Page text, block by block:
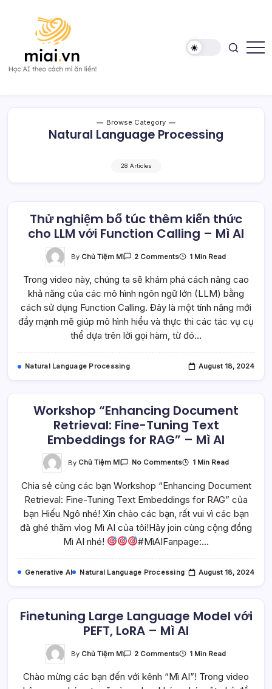
Browse Category
Natural Language Processing
28 Articles
Thử nghiệm bổ túc thêm kiến thức
cho LLM với Function Calling – Mì AI
By Chủ Tiệm Mì 2 CommentsOn
Bổ
Thêm
Kiến
Thức
Cho
LLM
Với
1 Min Read
Trong video này, chúng ta sẽ khám phá cách nâng cao
khả năng của các mô hình ngôn ngữ lớn (LLM) bằng
cách sử dụng Function Calling. Đây là một tính năng mới
đầy mạnh mẽ giúp mô hình hiểu và thực thi các tác vụ cụ
thể dựa trên lời gọi hàm, từ đó…
Natural Language Processing August 18, 2024
Workshop “Enhancing Document
Retrieval: Fine-Tuning Text
Embeddings for RAG” – Mì AI
By Chủ Tiệm Mì No CommentsOn
Document
Retrieval:
Fine-
Tuning
Text
Embeddings
For
RAG”
1 Min Read
Chia sẻ cùng các bạn Workshop “Enhancing Document
Retrieval: Fine-Tuning Text Embeddings for RAG” của
bạn Hiếu Ngô nhé! Xin chào các bạn, rất vui vì các bạn
đã ghé thăm vlog Mì AI của tôi!Hãy join cùng cộng đồng
Mì AI nhé!
#MìAIFanpage:…
Generative AI Natural Language Processing August 18, 2024
Finetuning Large Language Model với
PEFT, LoRA – Mì AI
By Chủ Tiệm Mì 2 CommentsOn
Language
1 Min Read
Chào mừng các bạn đến với kênh “Mì AI”! Trong video